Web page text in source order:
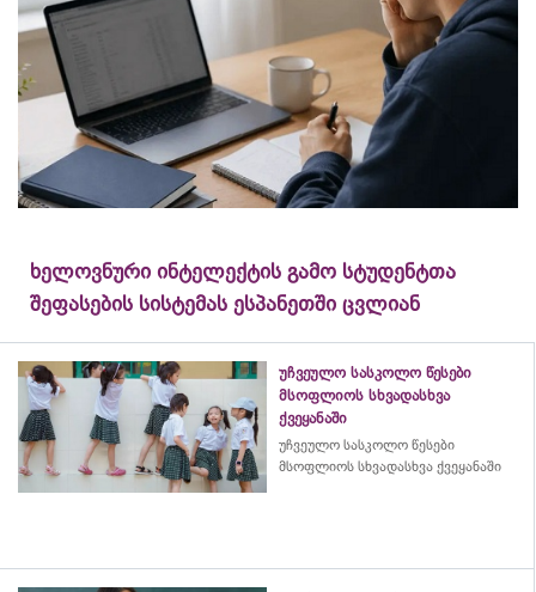
ხელოვნური ინტელექტის გამო სტუდენტთა
შეფასების სისტემას ესპანეთში ცვლიან
უჩვეულო სასკოლო წესები
მსოფლიოს სხვადასხვა
ქვეყანაში
უჩვეულო სასკოლო წესები
მსოფლიოს სხვადასხვა ქვეყანაში